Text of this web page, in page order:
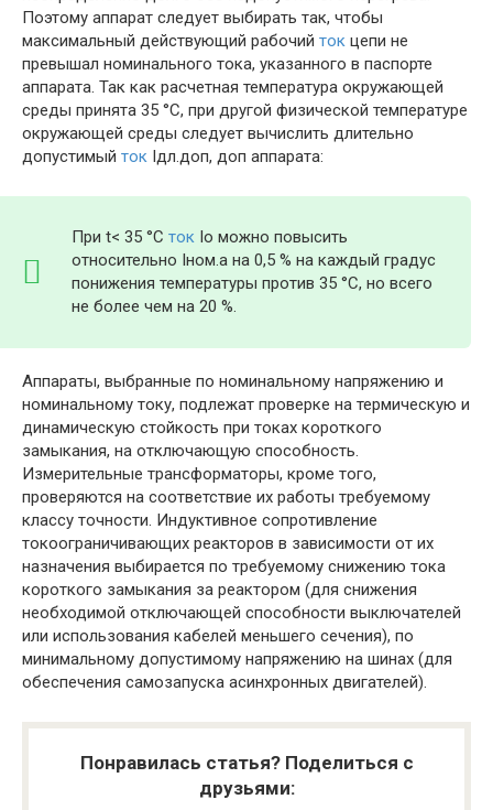
Поэтому аппарат следует выбирать так, чтобы
максимальный действующий рабочий ток цепи не
превышал номинального тока, указанного в паспорте
аппарата. Так как расчетная температура окружающей
среды принята 35 °С, при другой физической температуре
окружающей среды следует вычислить длительно
допустимый ток Iдл.доп, доп аппарата:
При t< 35 °С ток Iо можно повысить
относительно Iном.а на 0,5 % на каждый градус
понижения температуры против 35 °С, но всего
не более чем на 20 %.
Аппараты, выбранные по номинальному напряжению и
номинальному току, подлежат проверке на термическую и
динамическую стойкость при токах короткого
замыкания, на отключающую способность.
Измерительные трансформаторы, кроме того,
проверяются на соответствие их работы требуемому
классу точности. Индуктивное сопротивление
токоограничивающих реакторов в зависимости от их
назначения выбирается по требуемому снижению тока
короткого замыкания за реактором (для снижения
необходимой отключающей способности выключателей
или использования кабелей меньшего сечения), по
минимальному допустимому напряжению на шинах (для
обеспечения самозапуска асинхронных двигателей).
Понравилась статья? Поделиться с
друзьями: